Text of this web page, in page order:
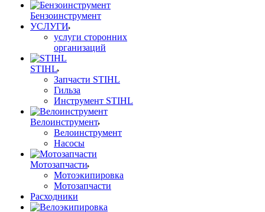
Бензоинструмент
УСЛУГИ
услуги сторонних
организаций
STIHL
Запчасти STIHL
Гильза
Инструмент STIHL
Велоинструмент
Велоинструмент
Насосы
Мотозапчасти
Мотоэкипировка
Мотозапчасти
Расходники